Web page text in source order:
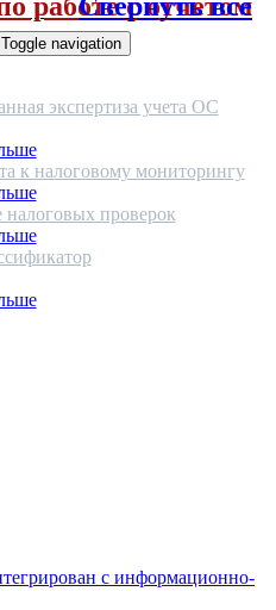
Toggle navigation
экспертиза учета ОС
к налоговому мониторингу
проверок
с информационно-